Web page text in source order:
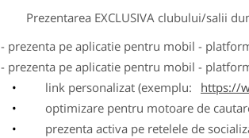
Prezentarea EXCLUSIVA clubului/salii
- prezenta pe aplicatie pentru mobil -
- prezenta pe aplicatie pentru mobil -
link personalizat (exemplu:
https://
optimizare pentru motoare de
prezenta activa pe retelele de